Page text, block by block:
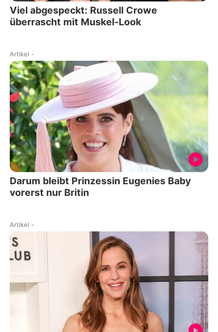
Viel abgespeckt: Russell Crowe
überrascht mit Muskel-Look
Artikel -
Darum bleibt Prinzessin Eugenies Baby
vorerst nur Britin
Artikel -